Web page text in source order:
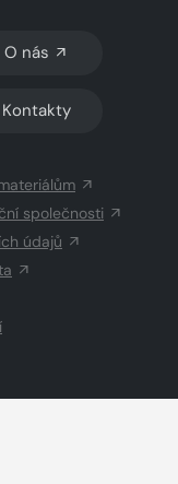
O nás
Kontakty
společnosti
údajů